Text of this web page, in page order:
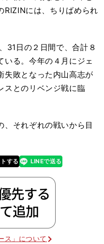
RIZINには、ちりばめられ
31日の２日間で、合計８
いる。今年の４月にジェ
失敗となった内山高志が
スとのリベンジ戦に臨
それぞれの戦いから目
する
line LINEで送る
ス」について